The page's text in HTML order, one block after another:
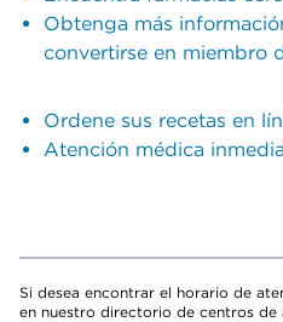
Obtenga más
convertirse en miembro
Ordene sus recetas en
Atención médica
Si desea encontrar el horario de
en nuestro directorio de centros de